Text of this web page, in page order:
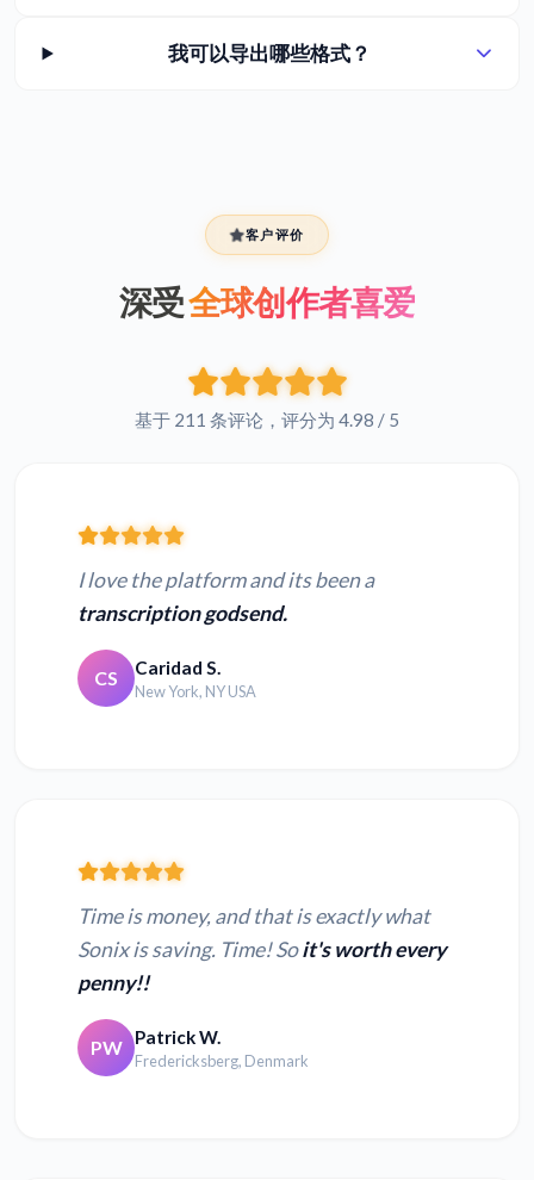
我可以导出哪些格式？
客户评价
深受全球创作者喜爱
基于 211 条评论，评分为 4.98 / 5
I love the platform and its been a
transcription godsend.
CS Caridad S.
New York, NY USA
Time is money, and that is exactly what
Sonix is saving. Time! Soit's worth every
penny!!
PW Patrick W.
Fredericksberg, Denmark